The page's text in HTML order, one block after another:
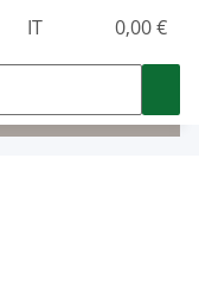
IT 0,00 €